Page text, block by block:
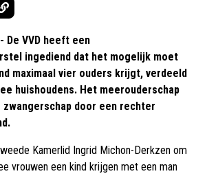
De VVD heeft een
ingediend dat het mogelijk moet
maximaal vier ouders krijgt, verdeeld
huishoudens. Het meerouderschap
door een rechter
Kamerlid Ingrid Michon-Derkzen om
vrouwen een kind krijgen met een man